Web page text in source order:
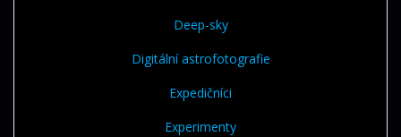
Deep-sky
Digitální astrofotografie
Expedičníci
Experimenty